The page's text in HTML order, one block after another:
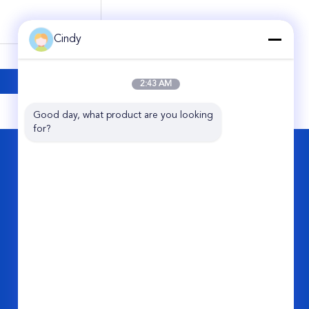
Cindy
2:43 AM
Good day, what product are you looking
for?